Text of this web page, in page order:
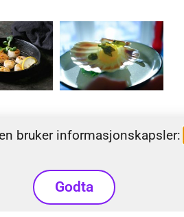
bruker informasjonskapsler:​
Godta